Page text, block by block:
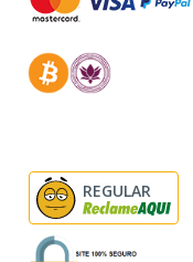
REGULAR